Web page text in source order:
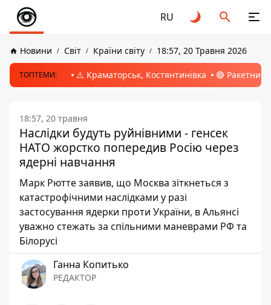
RU
Новини Світ Країни світу 18:57, 20 Травня 2026
ТОПТЕМИ: ⚠️ Краматорськ, Костянтинівка 🔴 Ракетний
18:57, 20 травня
Наслідки будуть руйнівними - генсек
НАТО жорстко попередив Росію через
ядерні навчання
Марк Рютте заявив, що Москва зіткнеться з
катастрофічними наслідками у разі
застосування ядерки проти України, в Альянсі
уважно стежать за спільними маневрами РФ та
Білорусі
Ганна Копитько
РЕДАКТОР